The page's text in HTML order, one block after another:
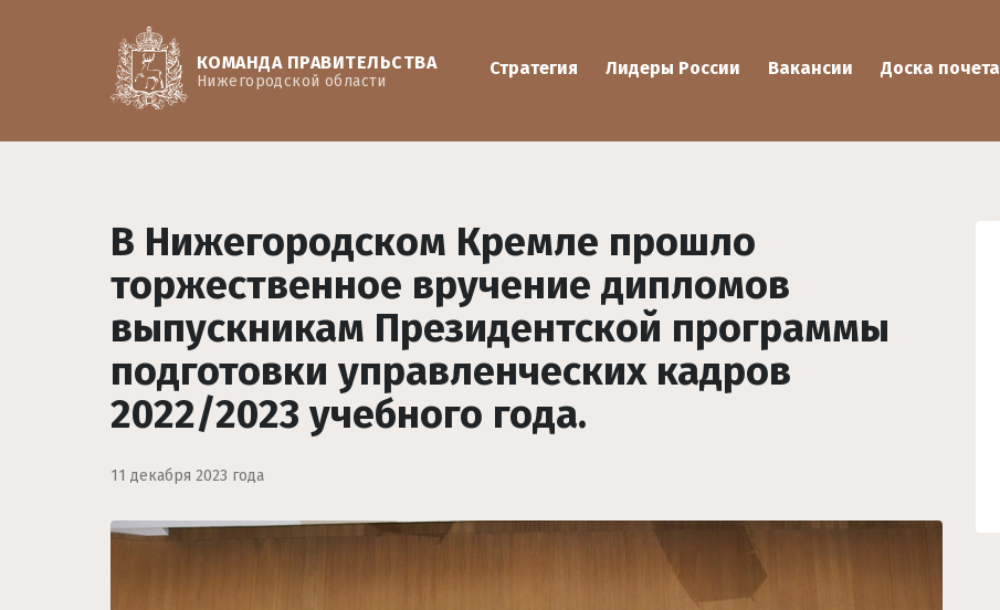
КОМАНДА ПРАВИТЕЛЬСТВА
Нижегородской области
Стратегия Лидеры России Вакансии Доска почета
В Нижегородском Кремле прошло
торжественное вручение дипломов
выпускникам Президентской программы
подготовки управленческих кадров
2022/2023 учебного года.
11 декабря 2023 года